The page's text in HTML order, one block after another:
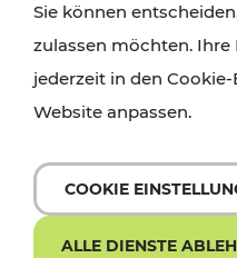
Sie können
zulassen möchten. Ihre
jederzeit in den
Website anpassen.
COOKIE
ALLE DIENSTE